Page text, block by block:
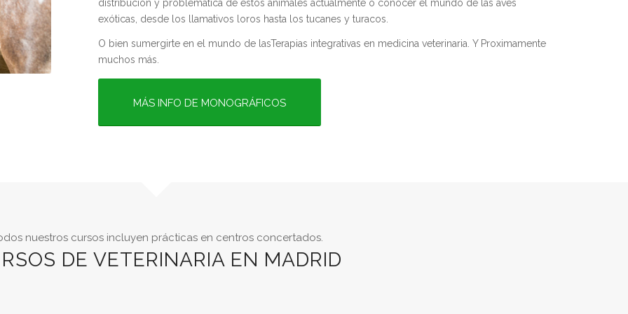
distribución y problemática de estos animales actualmente o conocer el mundo de las aves
exóticas, desde los llamativos loros hasta los tucanes y turacos.
O bien sumergirte en el mundo de lasTerapias integrativas en medicina veterinaria. Y Proximamente
muchos más.
MÁS INFO DE MONOGRÁFICOS
nuestros cursos incluyen prácticas en centros concertados.
DE VETERINARIA EN MADRID